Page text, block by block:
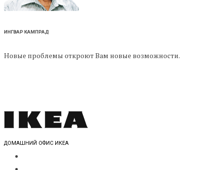
ИНГВАР КАМПРАД
Новые проблемы откроют Вам новые возможности.
ДОМАШНИЙ ОФИС ИКЕА